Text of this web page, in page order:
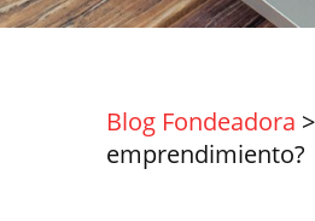
Blog Fondeadora >
emprendimiento?